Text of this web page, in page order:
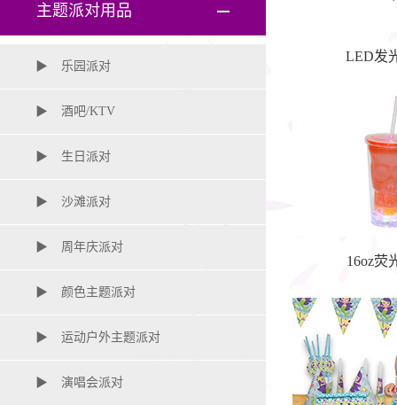
▶ 万圣节
主题派对用品
▶ 乐园派对
▶ 酒吧/KTV
▶ 生日派对
▶ 沙滩派对
▶ 周年庆派对
▶ 颜色主题派对
▶ 运动户外主题派对
▶ 演唱会派对
LED发
16oz荧